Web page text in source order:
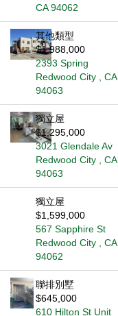
CA 94062
其他類型
$1,988,000
2393 Spring
Redwood City , CA
94063
獨立屋
$1,295,000
3021 Glendale Av
Redwood City , CA
94063
獨立屋
$1,599,000
567 Sapphire St
Redwood City , CA
94062
聯排別墅
$645,000
610 Hilton St Unit